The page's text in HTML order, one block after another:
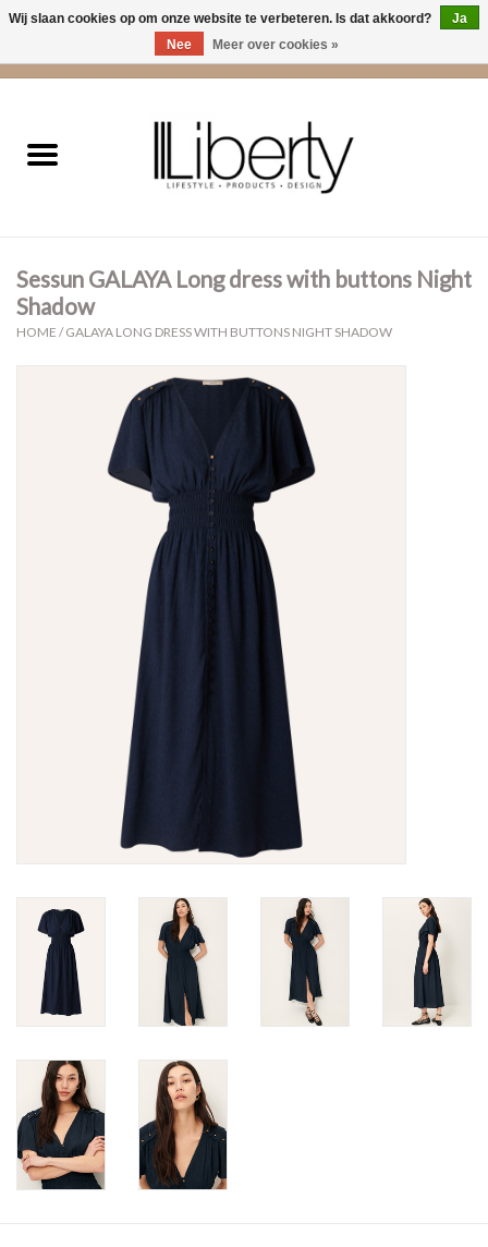
Kleding
Cadeaus
Cadeaubonnen
Sessun GALAYA Long dress with buttons Night
Shadow
HOME /GALAYA LONG DRESS WITH BUTTONS NIGHT SHADOW
Wij slaan cookies op om onze website te verbeteren. Is dat akkoord?
Ja
Nee
Meer over cookies »